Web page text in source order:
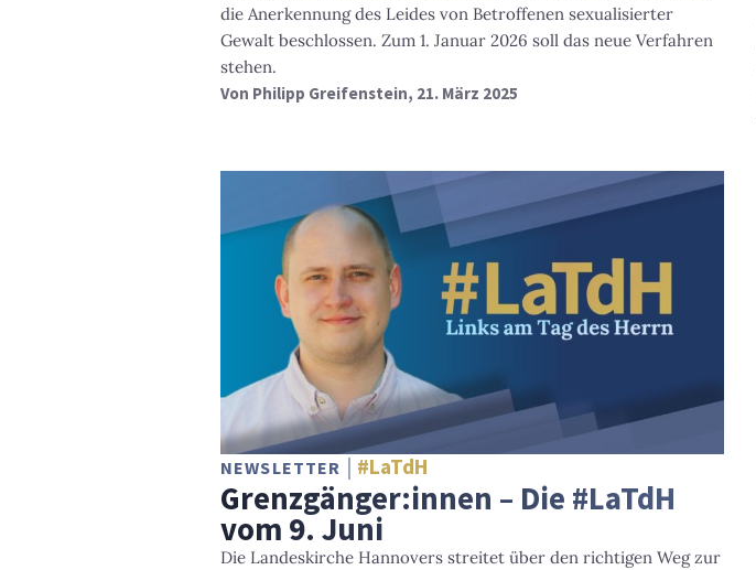
die Anerkennung des Leides von Betroffenen sexualisierter
Gewalt beschlossen. Zum 1. Januar 2026 soll das neue Verfahren
stehen.
Von Philipp Greifenstein, 21. März 2025
NEWSLETTER #LaTdH
Grenzgänger:innen – Die #LaTdH
vom 9. Juni
Die Landeskirche Hannovers streitet über den richtigen Weg zur